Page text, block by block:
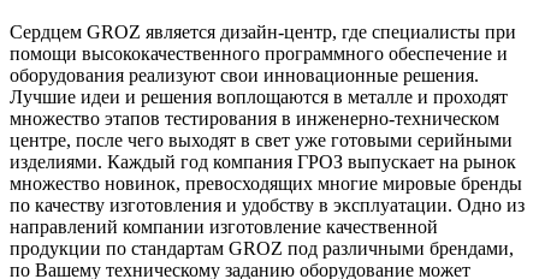
Сердцем GROZ является дизайн-центр, где специалисты при
помощи высококачественного программного обеспечение и
оборудования реализуют свои инновационные решения.
Лучшие идеи и решения воплощаются в металле и проходят
множество этапов тестирования в инженерно-техническом
центре, после чего выходят в свет уже готовыми серийными
изделиями. Каждый год компания ГРОЗ выпускает на рынок
множество новинок, превосходящих многие мировые бренды
по качеству изготовления и удобству в эксплуатации. Одно из
направлений компании изготовление качественной
продукции по стандартам GROZ под различными брендами,
по Вашему техническому заданию оборудование может